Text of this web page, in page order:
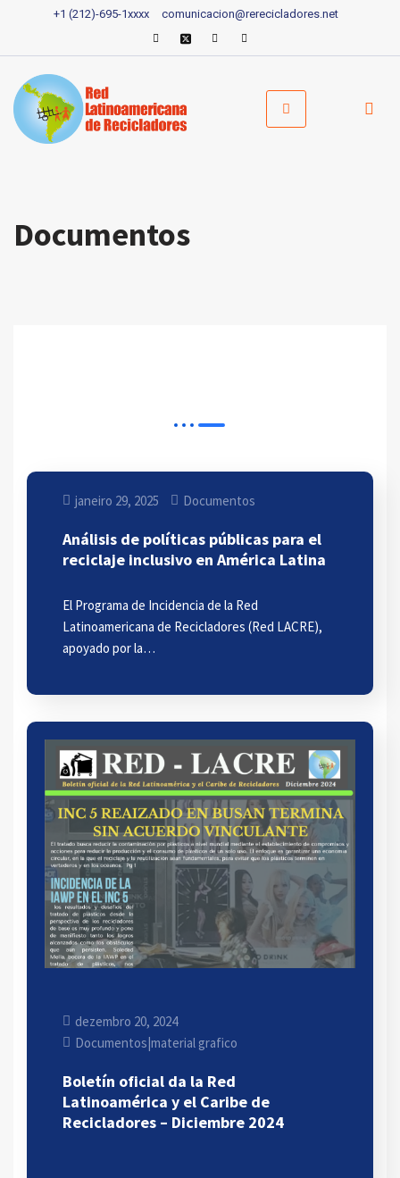
o
conteúdo
+1 (212)-695-1xxxx comunicacion@rerecicladores.net
Documentos
janeiro 29, 2025 Documentos
Análisis de políticas públicas para el
reciclaje inclusivo en América Latina
El Programa de Incidencia de la Red
Latinoamericana de Recicladores (Red LACRE),
apoyado por la…
dezembro 20, 2024
Documentos|material grafico
Boletín oficial da la Red
Latinoamérica y el Caribe de
Recicladores – Diciembre 2024